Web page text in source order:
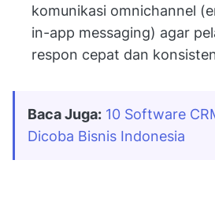
komunikasi omnichannel
in-app messaging) agar
respon cepat dan
Baca Juga: 10 Software
Dicoba Bisnis Indonesia